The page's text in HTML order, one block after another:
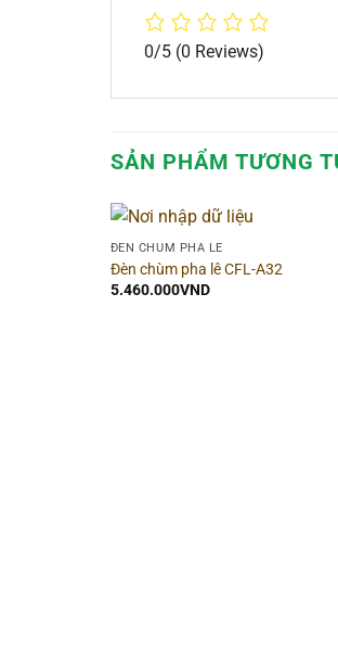
0/5 (0 Reviews)
SẢN PHẨM TƯƠNG
ĐÈN CHÙM PHA LÊ
Đèn chùm pha lê CFL-A32
5.460.000VND